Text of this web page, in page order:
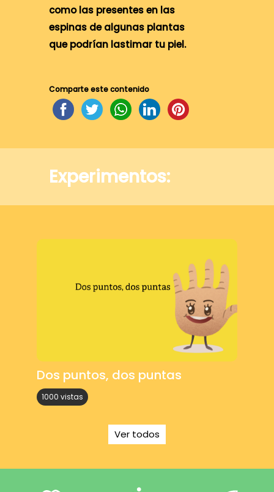
como las presentes en las
espinas de algunas plantas
que podrían lastimar tu piel.
Comparte este contenido
Experimentos:
Dos puntos, dos puntas
1000 vistas
Ver todos